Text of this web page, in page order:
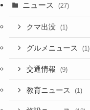
ニュース (27)
クマ出没 (1)
グルメニュース (1)
交通情報 (9)
教育ニュース (1)